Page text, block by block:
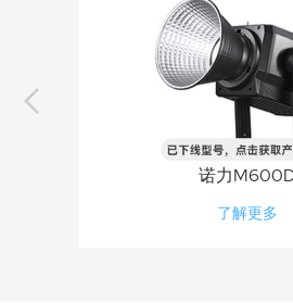
诺力M600D
了解更多